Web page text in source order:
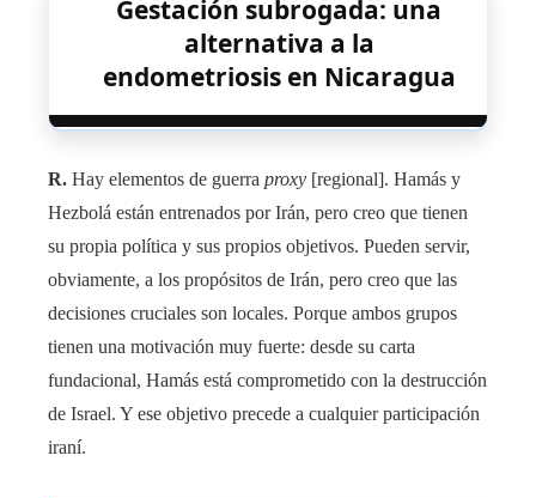
Gestación subrogada: una
alternativa a la
endometriosis en Nicaragua
R. Hay elementos de guerra proxy [regional]. Hamás y
Hezbolá están entrenados por Irán, pero creo que tienen
su propia política y sus propios objetivos. Pueden servir,
obviamente, a los propósitos de Irán, pero creo que las
decisiones cruciales son locales. Porque ambos grupos
tienen una motivación muy fuerte: desde su carta
fundacional, Hamás está comprometido con la destrucción
de Israel. Y ese objetivo precede a cualquier participación
iraní.